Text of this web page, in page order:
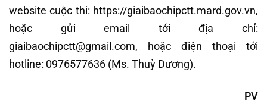
website cuộc thi: https://giaibaochipctt.mard.gov.vn,
hoặc gửi email tới địa chỉ:
giaibaochipctt@gmail.com, hoặc điện thoại tới
hotline: 0976577636 (Ms. Thuỳ Dương).
PV